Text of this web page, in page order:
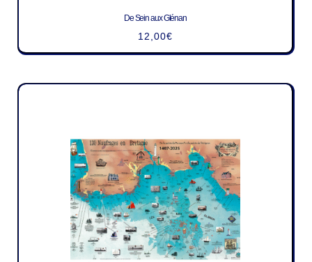
De Sein aux Glénan
12,00€